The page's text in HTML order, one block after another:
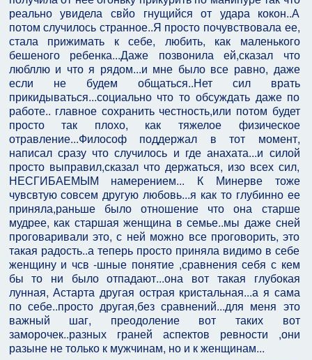
реально увидела свйо гнущийся от удара кокон..А
потом случилось странное..Я просто почувствовала ее,
стала прижимать к себе, любить, как маленького
бешеного ребенка...Даже позвонила ей,сказал что
любллю и что я рядом...и мне было все равно, даже
если не будем общаться..Нет сил врать
прикидываться...социально что то обсуждать даже по
работе.. главное сохранить честность,или потом будет
просто так плохо, как тяжелое физическое
отравление...Философ поддержал в тот момент,
написал сразу что случилось и где анахата...и силой
просто выправил,сказал что держаться, изо всех сил,
НЕСГИБАЕМЫМ намерением... К Минерве тоже
чувсвтую совсем другую любовь...я как то глубинно ее
приняла,раньше было отношение что она старше
мудрее, как старшая женщина в семье..мы даже сней
проговаривали это, с ней можно все проговорить, это
такая радость..а теперь просто приняла видимо в себе
женщину и чсв -шные понятие ,сравнения себя с кем
бы то ни было отпадают...она вот такая глубокая
лунная, Астарта другая острая кристальная...а я сама
по себе..просто другая,без сравнений...для меня это
важный шаг, преодоление вот таких вот
заморочек..разных граней аспектов ревности ,они
разыне не только к мужчинам, но и к женщинам...